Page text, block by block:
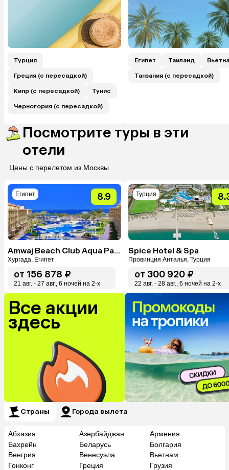
Турция
Греция (с пересадкой)
Кипр (с пересадкой) Тунис
Черногория (с пересадкой)
Египет Таиланд
Танзания (с пересадкой)
Посмотрите туры в эти
отели
Цены с перелетом из Москвы
Египет 8.9
Amwaj Beach Club Aqua Park & Spa
Хургада, Египет
от 156 878 ₽
21 авг. - 27 авг., 6 ночей на 2-x
Турция
Spice Hotel & Spa
Провинция Анталья, Турция
от 300 920 ₽
22 авг. - 28 авг., 6 ночей на 2-x
Все акции
здесь
Страны Города вылета
Абхазия Азербайджан
Армения
Бахрейн
Беларусь
Болгария
Венгрия
Венесуэла
Вьетнам
Гонконг
Греция
Грузия